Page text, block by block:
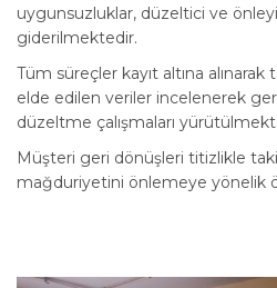
uygunsuzluklar, düzeltici ve
giderilmektedir.
Tüm süreçler kayıt altına
elde edilen veriler incelenerek
düzeltme çalışmaları
Müşteri geri dönüşleri titizlikle
mağduriyetini önlemeye yönelik